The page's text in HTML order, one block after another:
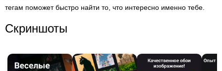
тегам поможет быстро найти то, что интересно именно тебе.
Скриншоты